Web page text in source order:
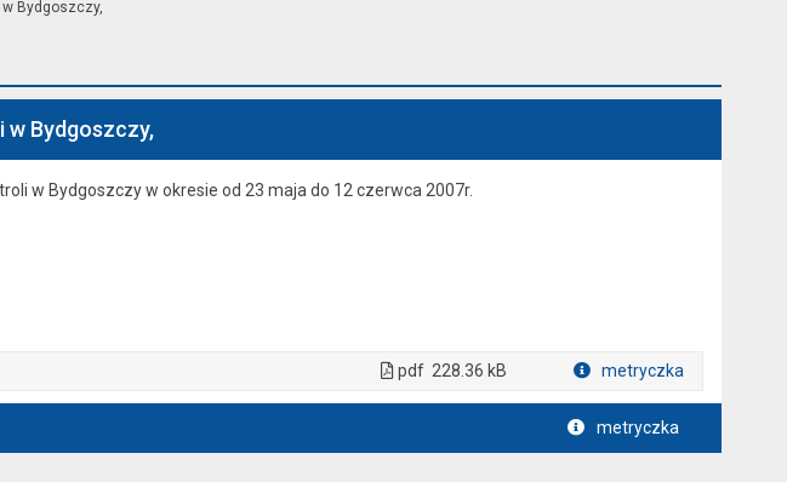
w Bydgoszczy,
w Bydgoszczy,
w Bydgoszczy w okresie od 23 maja do 12 czerwca 2007r.
pdf 228.36 kB metryczka
metryczka